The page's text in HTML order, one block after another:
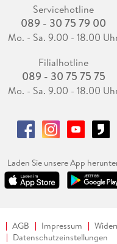
Servicehotline
089 - 30 75 79 00
Mo. - Sa. 9.00 - 18.00
Filialhotline
089 - 30 75 75 75
Mo. - Sa. 9.00 - 18.00
Laden Sie unsere App
AGB Impressum
Datenschutzeinstellungen